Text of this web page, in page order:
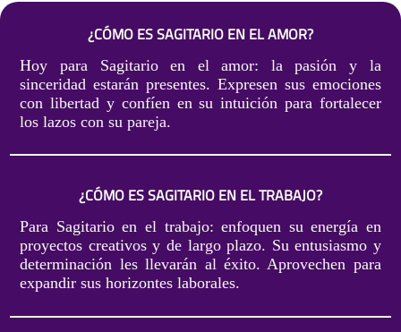
¿CÓMO ES SAGITARIO EN EL AMOR?
Hoy para Sagitario en el amor: la pasión y la
sinceridad estarán presentes. Expresen sus emociones
con libertad y confíen en su intuición para fortalecer
los lazos con su pareja.
¿CÓMO ES SAGITARIO EN EL TRABAJO?
Para Sagitario en el trabajo: enfoquen su energía en
proyectos creativos y de largo plazo. Su entusiasmo y
determinación les llevarán al éxito. Aprovechen para
expandir sus horizontes laborales.